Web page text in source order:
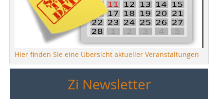
Hier finden Sie eine Übersicht aktueller Veranstaltungen
Zi Newsletter